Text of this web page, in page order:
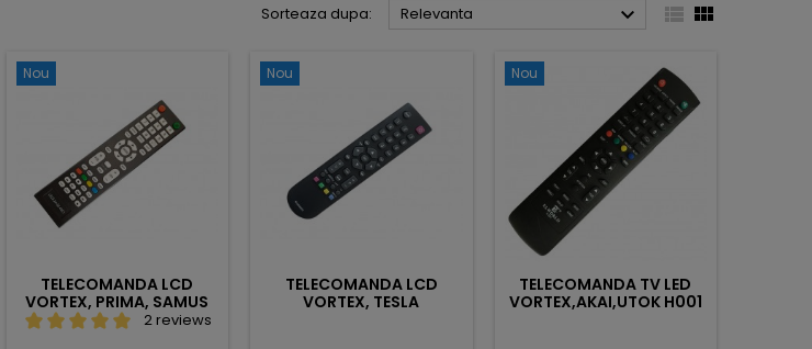
Sorteaza dupa: Relevanta   
Nou
TELECOMANDA LCD
VORTEX, PRIMA, SAMUS
LE22-24-32-40C1
2 reviews
Nou
TELECOMANDA LCD
VORTEX, TESLA
Nou
TELECOMANDA TV LED
VORTEX,AKAI,UTOK H001